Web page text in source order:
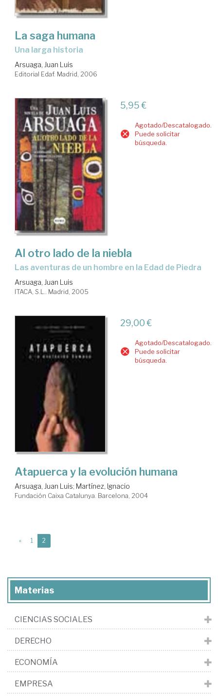
La saga humana
una larga historia
Arsuaga, Juan Luis
Editorial Edaf. Madrid, 2006
5,95 €
Agotado/Descatalogado.
Puede solicitar
búsqueda.
Al otro lado de la niebla
las aventuras de un hombre en la Edad de Piedra
Arsuaga, Juan Luis
ITACA, S.L.. Madrid, 2005
29,00 €
Agotado/Descatalogado.
Puede solicitar
búsqueda.
Atapuerca y la evolución humana
Arsuaga, Juan Luis; Martínez, Ignacio
Fundación Caixa Catalunya. Barcelona, 2004
« 1 2
Materias
CIENCIAS SOCIALES
DERECHO
ECONOMÍA
EMPRESA